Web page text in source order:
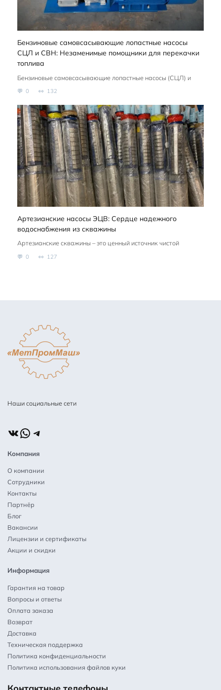
Бензиновые самовсасывающие лопастные насосы
СЦЛ и СВН: Незаменимые помощники для перекачки
топлива
Бензиновые самовсасывающие лопастные насосы (СЦЛ) и
0 132
Артезианские насосы ЭЦВ: Сердце надежного
водоснабжения из скважины
Артезианские скважины – это ценный источник чистой
0 127
Наши социальные сети
ВКонтакте
WhatsApp
Telegram
Компания
О компании
Сотрудники
Контакты
Партнёр
Блог
Вакансии
Лицензии и сертификаты
Акции и скидки
Информация
Гарантия на товар
Вопросы и ответы
Оплата заказа
Возврат
Доставка
Техническая поддержка
Политика конфиденциальности
Политика использования файлов куки